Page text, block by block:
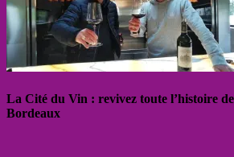
La Cité du Vin : revivez toute l’histoire
Bordeaux